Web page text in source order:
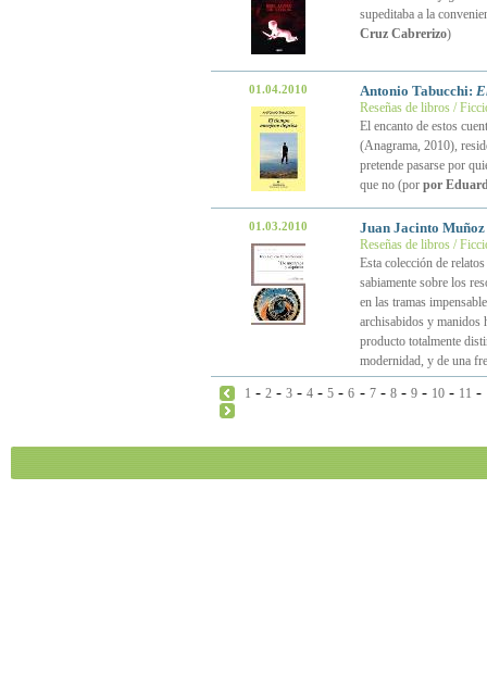
supeditaba a la
Cruz Cabrerizo)
01.04.2010 Antonio Tabucchi:
Reseñas de libros /
El encanto de estos
(Anagrama, 2010),
pretende pasarse por
que no (por por
01.03.2010 Juan Jacinto
Reseñas de libros /
Esta colección de relatos
sabiamente sobre los
en las tramas
archisabidos y manidos
producto totalmente
modernidad, y de una
1 -2 -3 -4 -5 -6 - 7- 8- 9- 10- 11 -